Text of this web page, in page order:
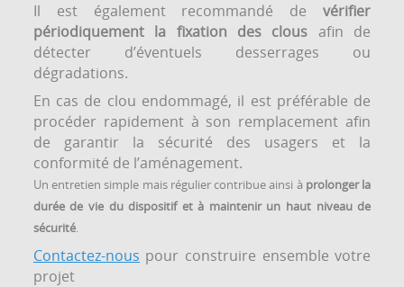
Il est également recommandé devérifier
périodiquement la fixation des clous afin de
détecter d’éventuels desserrages ou
dégradations.
En cas de clou endommagé, il est préférable de
procéder rapidement à son remplacement afin
de garantir la sécurité des usagers et la
conformité de l’aménagement.
Un entretien simple mais régulier contribue ainsi à prolonger la
durée de vie du dispositif et à maintenir un haut niveau de
sécurité.
Contactez-nous pour construire ensemble votre
projet